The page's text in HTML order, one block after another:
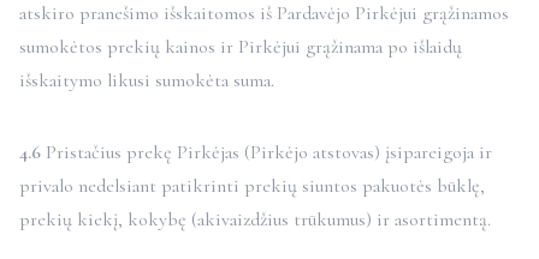
atskiro pranešimo išskaitomos iš Pardavėjo Pirkėjui grąžinamos
sumokėtos prekių kainos ir Pirkėjui grąžinama po išlaidų
išskaitymo likusi sumokėta suma.
4.6 Pristačius prekę Pirkėjas (Pirkėjo atstovas) įsipareigoja ir
privalo nedelsiant patikrinti prekių siuntos pakuotės būklę,
prekių kiekį, kokybę (akivaizdžius trūkumus) ir asortimentą.